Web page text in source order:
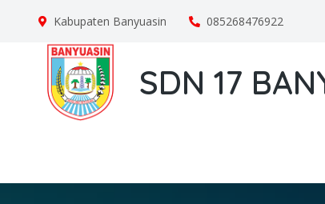
Kabupaten Banyuasin 085268476922
SDN 17